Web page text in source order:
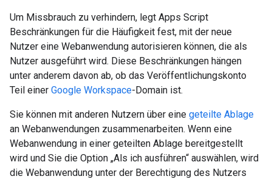
Um Missbrauch zu verhindern, legt Apps Script
Beschränkungen für die Häufigkeit fest, mit der neue
Nutzer eine Webanwendung autorisieren können, die als
Nutzer ausgeführt wird. Diese Beschränkungen hängen
unter anderem davon ab, ob das Veröffentlichungskonto
Teil einer Google Workspace-Domain ist.
Sie können mit anderen Nutzern über eine geteilte Ablage
an Webanwendungen zusammenarbeiten. Wenn eine
Webanwendung in einer geteilten Ablage bereitgestellt
wird und Sie die Option „Als ich ausführen“ auswählen, wird
die Webanwendung unter der Berechtigung des Nutzers